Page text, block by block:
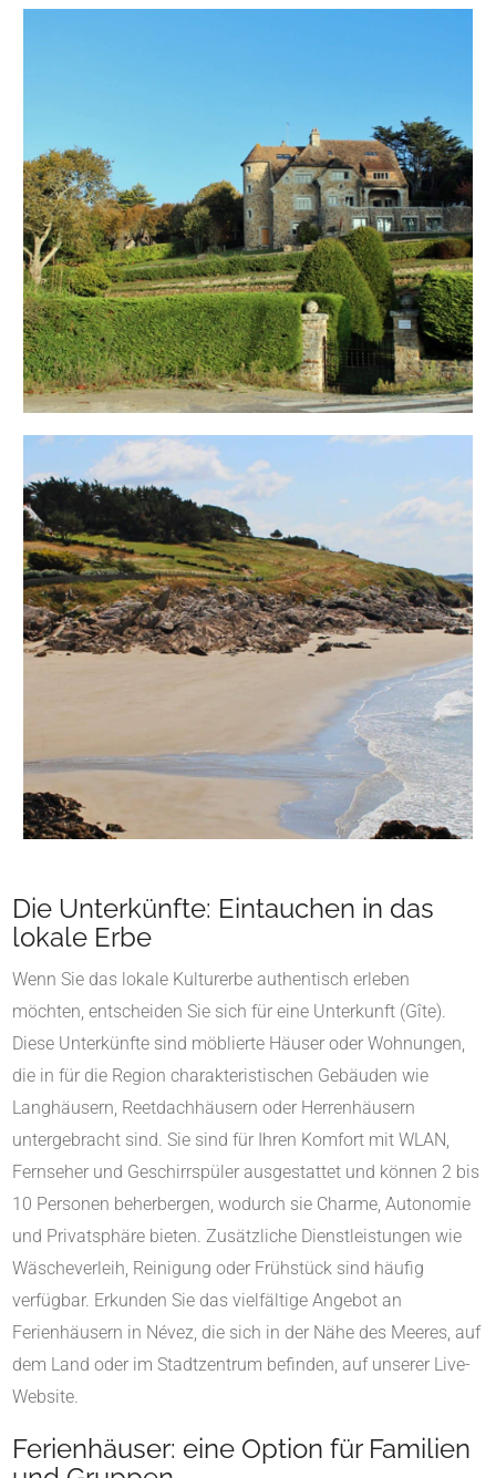
Die Unterkünfte: Eintauchen in das
lokale Erbe
Wenn Sie das lokale Kulturerbe authentisch erleben
möchten, entscheiden Sie sich für eine Unterkunft (Gîte).
Diese Unterkünfte sind möblierte Häuser oder Wohnungen,
die in für die Region charakteristischen Gebäuden wie
Langhäusern, Reetdachhäusern oder Herrenhäusern
untergebracht sind. Sie sind für Ihren Komfort mit WLAN,
Fernseher und Geschirrspüler ausgestattet und können 2 bis
10 Personen beherbergen, wodurch sie Charme, Autonomie
und Privatsphäre bieten. Zusätzliche Dienstleistungen wie
Wäscheverleih, Reinigung oder Frühstück sind häufig
verfügbar. Erkunden Sie das vielfältige Angebot an
Ferienhäusern in Névez, die sich in der Nähe des Meeres, auf
dem Land oder im Stadtzentrum befinden, auf unserer Live-
Website.
Ferienhäuser: eine Option für Familien